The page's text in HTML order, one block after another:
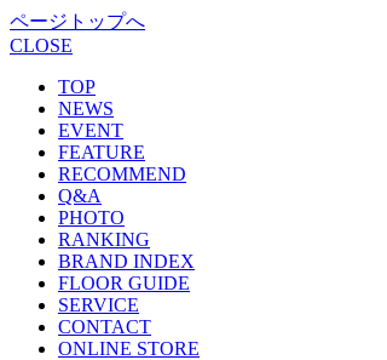
ページトップへ
CLOSE
TOP
NEWS
EVENT
FEATURE
RECOMMEND
Q&A
PHOTO
RANKING
BRAND INDEX
FLOOR GUIDE
SERVICE
CONTACT
ONLINE STORE